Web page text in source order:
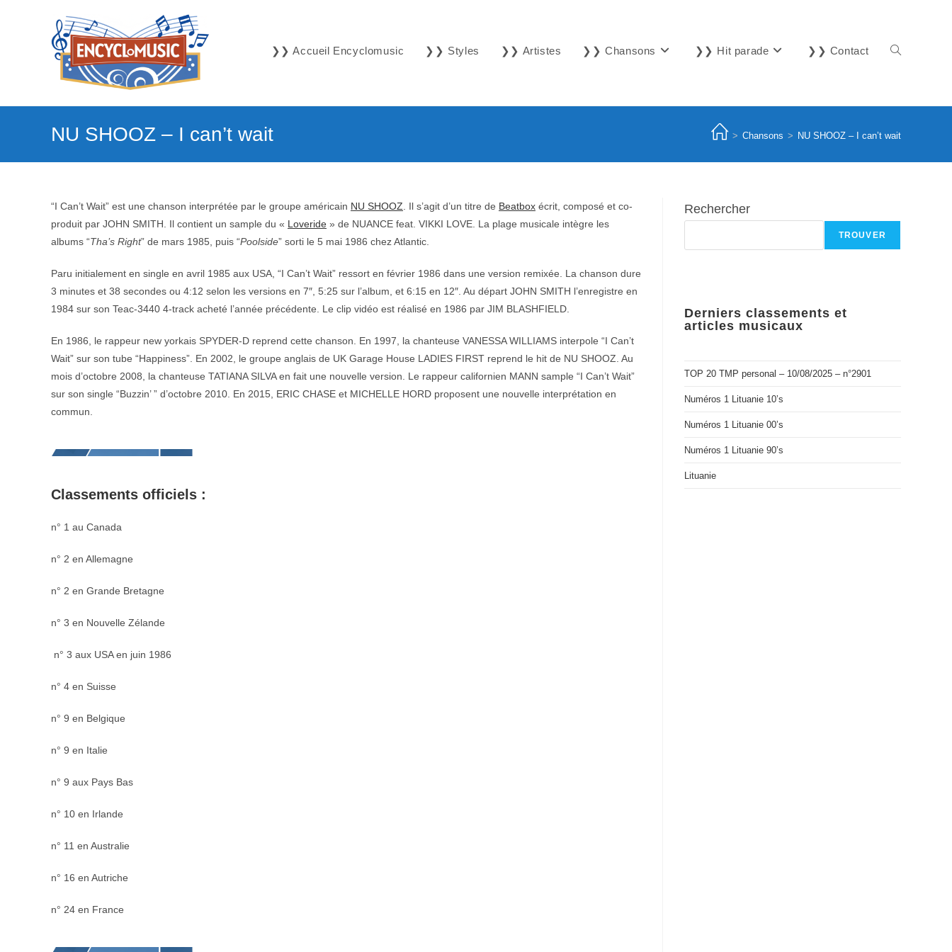
❯❯ Accueil Encyclomusic ❯❯ Styles ❯❯ Artistes ❯❯ Chansons ❯❯ Hit parade ❯❯ Contact Toggle
NU SHOOZ – I can’t wait > Chansons > NU SHOOZ – I can’t wait
“I Can’t Wait” est une chanson interprétée par le groupe américain NU SHOOZ . Il s’agit d’un titre de Beatbox écrit, composé et co-
produit par JOHN SMITH. Il contient un sample du « Loveride » de NUANCE feat. VIKKI LOVE. La plage musicale intègre les
albums “Tha’s Right” de mars 1985, puis “Poolside” sorti le 5 mai 1986 chez Atlantic.
Paru initialement en single en avril 1985 aux USA, “I Can’t Wait” ressort en février 1986 dans une version remixée. La chanson dure
3 minutes et 38 secondes ou 4:12 selon les versions en 7″, 5:25 sur l’album, et 6:15 en 12″. Au départ JOHN SMITH l’enregistre en
1984 sur son Teac-3440 4-track acheté l’année précédente. Le clip vidéo est réalisé en 1986 par JIM BLASHFIELD.
En 1986, le rappeur new yorkais SPYDER-D reprend cette chanson. En 1997, la chanteuse VANESSA WILLIAMS interpole “I Can’t
Wait” sur son tube “Happiness”. En 2002, le groupe anglais de UK Garage House LADIES FIRST reprend le hit de NU SHOOZ. Au
mois d’octobre 2008, la chanteuse TATIANA SILVA en fait une nouvelle version. Le rappeur californien MANN sample “I Can’t Wait”
sur son single “Buzzin’ ” d’octobre 2010. En 2015, ERIC CHASE et MICHELLE HORD proposent une nouvelle interprétation en
commun.
Classements officiels :
n° 1 au Canada
n° 2 en Allemagne
n° 2 en Grande Bretagne
n° 3 en Nouvelle Zélande
n° 3 aux USA en juin 1986
n° 4 en Suisse
n° 9 en Belgique
n° 9 en Italie
n° 9 aux Pays Bas
n° 10 en Irlande
n° 11 en Australie
n° 16 en Autriche
n° 24 en France
Rechercher
TROUVER
Derniers classements et
articles musicaux
TOP 20 TMP personal – 10/08/2025 – n°2901
Numéros 1 Lituanie 10’s
Numéros 1 Lituanie 00’s
Numéros 1 Lituanie 90’s
Lituanie